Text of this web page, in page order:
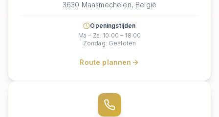
3630 Maasmechelen, België
Openingstijden
Ma – Za: 10:00 – 18:00
Zondag: Gesloten
Route plannen